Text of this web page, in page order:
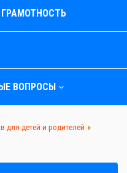
ВОПРОСЫ
для детей и родителей